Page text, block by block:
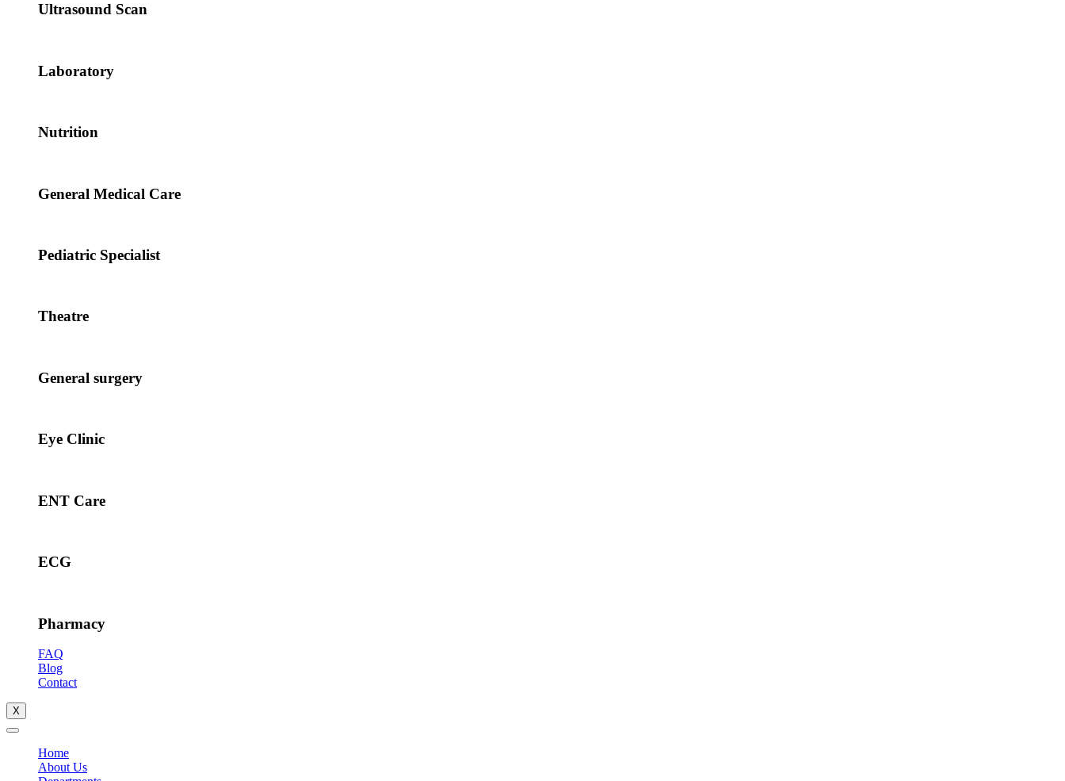
Ultrasound Scan
Laboratory
Nutrition
General Medical Care
Pediatric Specialist
Theatre
General surgery
Eye Clinic
ENT Care
ECG
Pharmacy
FAQ
Blog
Contact
X
Home
About Us